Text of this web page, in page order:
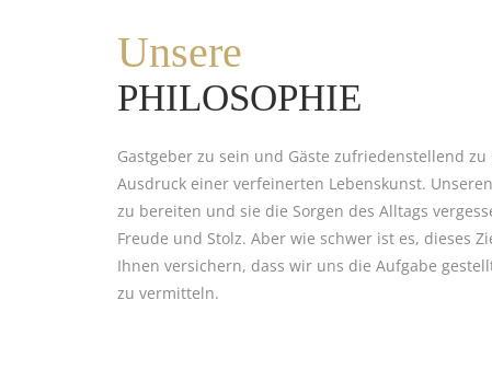
Unsere
PHILOSOPHIE
Gastgeber zu sein und Gäste zufriedenstellend
Ausdruck einer verfeinerten Lebenskunst.
zu bereiten und sie die Sorgen des Alltags
Freude und Stolz. Aber wie schwer ist es, dieses
Ihnen versichern, dass wir uns die Aufgabe
zu vermitteln.